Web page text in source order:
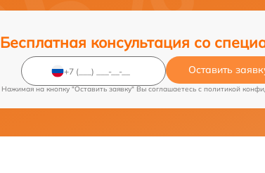
Бесплатная консультация со
Оставить
Нажимая на кнопку "Оставить заявку" Вы соглашаетесь c политикой